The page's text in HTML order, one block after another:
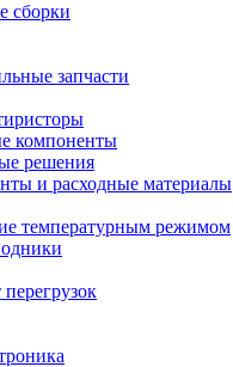
сборки
запчасти
компоненты
решения
и расходные материалы
температурным режимом